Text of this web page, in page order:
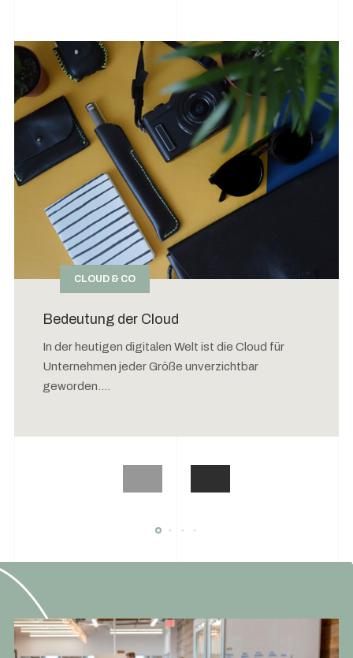
CLOUD & CO
Bedeutung der Cloud
In der heutigen digitalen Welt ist die Cloud für
Unternehmen jeder Größe unverzichtbar
geworden....